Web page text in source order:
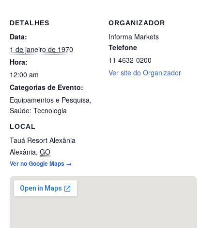
DETALHES
Data:
1 de janeiro de 1970
Hora:
12:00 am
Categorias de Evento:
Equipamentos e Pesquisa,
Saúde: Tecnologia
LOCAL
Tauá Resort Alexânia
Alexânia, GO
Ver no Google Maps →
ORGANIZADOR
Informa Markets
Telefone
11 4632-0200
Ver site do Organizador